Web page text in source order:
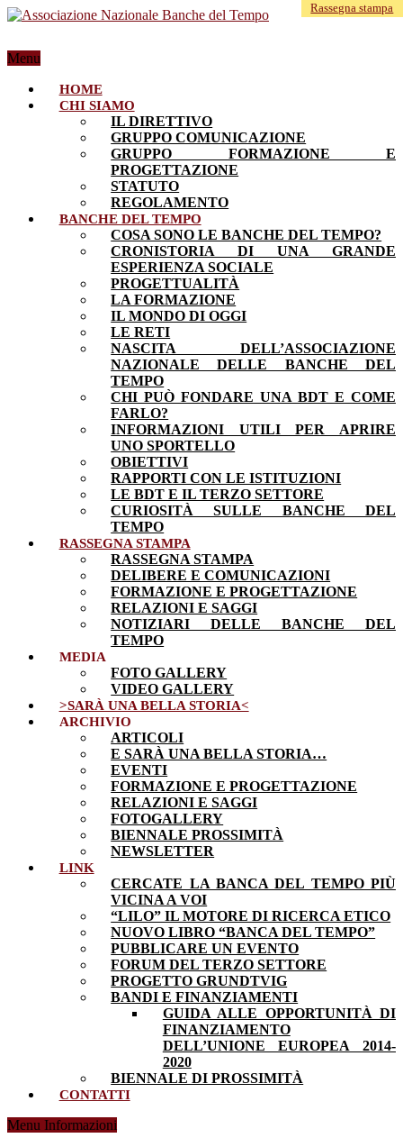
Menu
HOME
CHI SIAMO
IL DIRETTIVO
GRUPPO COMUNICAZIONE
GRUPPO FORMAZIONE E
PROGETTAZIONE
STATUTO
REGOLAMENTO
BANCHE DEL TEMPO
COSA SONO LE BANCHE DEL TEMPO?
CRONISTORIA DI UNA GRANDE
ESPERIENZA SOCIALE
PROGETTUALITÀ
LA FORMAZIONE
IL MONDO DI OGGI
LE RETI
NASCITA DELL’ASSOCIAZIONE
NAZIONALE DELLE BANCHE DEL
TEMPO
CHI PUÒ FONDARE UNA BDT E COME
FARLO?
INFORMAZIONI UTILI PER APRIRE
UNO SPORTELLO
OBIETTIVI
RAPPORTI CON LE ISTITUZIONI
LE BDT E IL TERZO SETTORE
CURIOSITÀ SULLE BANCHE DEL
TEMPO
RASSEGNA STAMPA
RASSEGNA STAMPA
DELIBERE E COMUNICAZIONI
FORMAZIONE E PROGETTAZIONE
RELAZIONI E SAGGI
NOTIZIARI DELLE BANCHE DEL
TEMPO
MEDIA
FOTO GALLERY
VIDEO GALLERY
>SARÀ UNA BELLA STORIA<
ARCHIVIO
ARTICOLI
E SARÀ UNA BELLA STORIA…
EVENTI
FORMAZIONE E PROGETTAZIONE
RELAZIONI E SAGGI
FOTOGALLERY
BIENNALE PROSSIMITÀ
NEWSLETTER
LINK
CERCATE LA BANCA DEL TEMPO PIÙ
VICINA A VOI
“LILO” IL MOTORE DI RICERCA ETICO
NUOVO LIBRO “BANCA DEL TEMPO”
PUBBLICARE UN EVENTO
FORUM DEL TERZO SETTORE
PROGETTO GRUNDTVIG
BANDI E FINANZIAMENTI
GUIDA ALLE OPPORTUNITÀ DI
FINANZIAMENTO
DELL’UNIONE EUROPEA 2014-
2020
BIENNALE DI PROSSIMITÀ
CONTATTI
Menu Informazioni
Newsletter
Rassegna stampa